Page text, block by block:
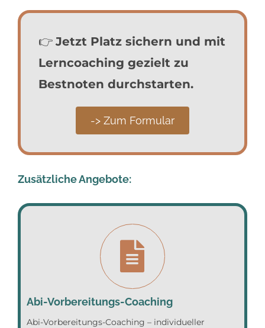
👉 Jetzt Platz sichern und mit
Lerncoaching gezielt zu
Bestnoten durchstarten.
-> Zum Formular
Zusätzliche Angebote:
Abi-Vorbereitungs-Coaching
Abi-Vorbereitungs-Coaching – individueller